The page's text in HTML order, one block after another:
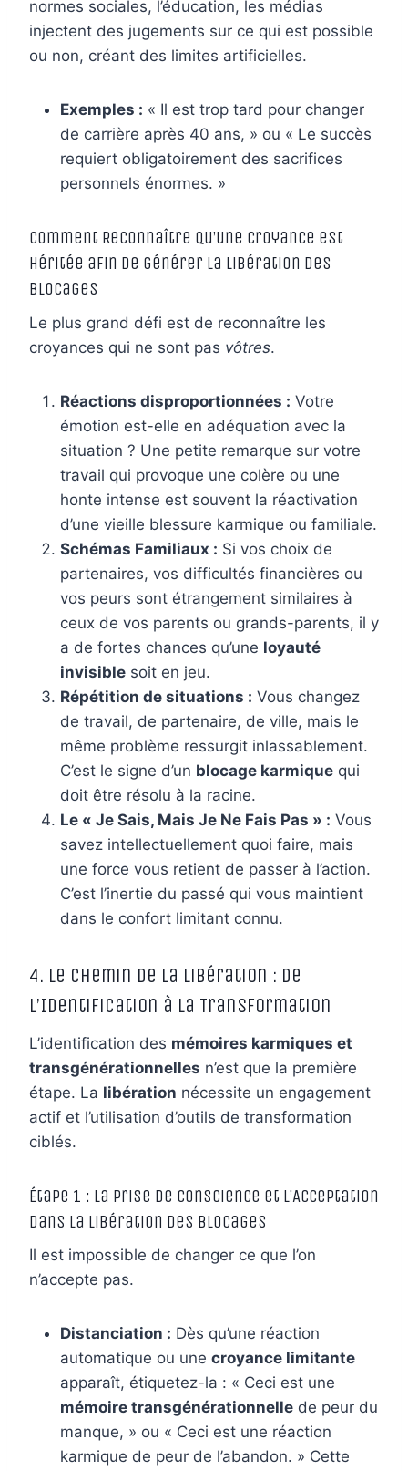
normes sociales, l’éducation, les médias
injectent des jugements sur ce qui est possible
ou non, créant des limites artificielles.
Exemples : « Il est trop tard pour changer
de carrière après 40 ans, » ou « Le succès
requiert obligatoirement des sacrifices
personnels énormes. »
Comment Reconnaître qu’une Croyance est
Héritée afin de générer la Libération des
Blocages
Le plus grand défi est de reconnaître les
croyances qui ne sont pas vôtres.
Réactions disproportionnées : Votre
émotion est-elle en adéquation avec la
situation ? Une petite remarque sur votre
travail qui provoque une colère ou une
honte intense est souvent la réactivation
d’une vieille blessure karmique ou familiale.
Schémas Familiaux : Si vos choix de
partenaires, vos difficultés financières ou
vos peurs sont étrangement similaires à
ceux de vos parents ou grands-parents, il y
a de fortes chances qu’une loyauté
invisible soit en jeu.
Répétition de situations : Vous changez
de travail, de partenaire, de ville, mais le
même problème ressurgit inlassablement.
C’est le signe d’un blocage karmique qui
doit être résolu à la racine.
Le « Je Sais, Mais Je Ne Fais Pas » : Vous
savez intellectuellement quoi faire, mais
une force vous retient de passer à l’action.
C’est l’inertie du passé qui vous maintient
dans le confort limitant connu.
4. Le Chemin de la Libération : De
l’Identification à la Transformation
L’identification des mémoires karmiques et
transgénérationnelles n’est que la première
étape. La libération nécessite un engagement
actif et l’utilisation d’outils de transformation
ciblés.
Étape 1 : La Prise de Conscience et l’Acceptation
dans la Libération des Blocages
Il est impossible de changer ce que l’on
n’accepte pas.
Distanciation : Dès qu’une réaction
automatique ou une croyance limitante
apparaît, étiquetez-la : « Ceci est une
mémoire transgénérationnelle de peur du
manque, » ou « Ceci est une réaction
karmique de peur de l’abandon. » Cette